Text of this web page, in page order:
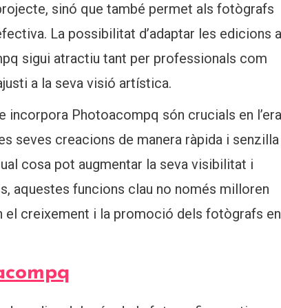
sinó que també permet als fotògrafs
La possibilitat d’adaptar les edicions a
sigui atractiu tant per professionals com
a la seva visió artística.
Photoacompq són crucials en l’era
seves creacions de manera ràpida i senzilla
cosa pot augmentar la seva visibilitat i
aquestes funcions clau no només milloren
el creixement i la promoció dels fotògrafs en